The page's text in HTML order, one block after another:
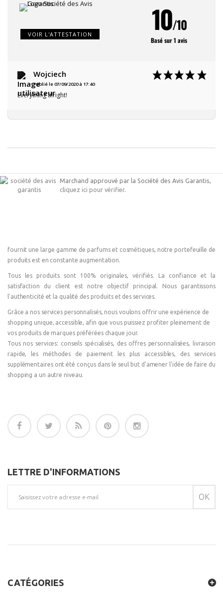
VOIR L'ATTESTATION 10/10
Basé sur 1 avis
Wojciech
Publié le 07/09/2020 à 17:40
Everything alright!
Marchand approuvé par la Société des Avis Garantis,
cliquez ici pour vérifier.
fournit une large gamme de parfums et cosmétiques, notre portefeuille de
produits est en constante augmentation.
Tous les produits sont 100% originales, vérifiés. La confiance et la
satisfaction du client est notre objectif principal. Nous garantissons
l'authenticité et la qualité des produits et des services.
Grâce a nos services personnalisés, nous voulons offrir une expérience de
shopping unique, accessible, afin que vous puissiez profiter pleinement de
vos produits de marques préférées chaque jour.
Tous nos services: conseils spécialisés, des offres personnalisées, livraison
rapide, les méthodes de paiement les plus accessibles, des services
supplémentaires ont été conçus dans le seul but d'amener l'idée de faire du
shopping a un autre niveau.
LETTRE D'INFORMATIONS
OK
CATÉGORIES